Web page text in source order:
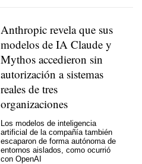
Anthropic revela que sus
modelos de IA Claude y
Mythos accedieron sin
autorización a sistemas
reales de tres
organizaciones
Los modelos de inteligencia
artificial de la compañía también
escaparon de forma autónoma de
entornos aislados, como ocurrió
con OpenAI